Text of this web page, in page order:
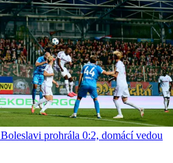
prohrála 0:2, domácí vedou